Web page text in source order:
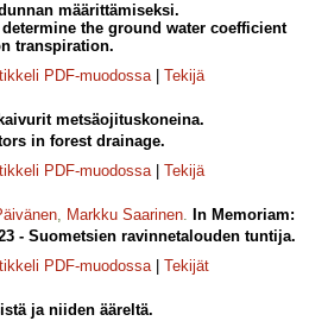
määrittämiseksi.
the ground water coefficient
transpiration.
PDF-muodossa| Tekijä
metsäojituskoneina.
in forest drainage.
PDF-muodossa| Tekijä
, Markku Saarinen. In Memoriam:
- Suometsien ravinnetalouden tuntija.
PDF-muodossa| Tekijät
ja niiden ääreltä.